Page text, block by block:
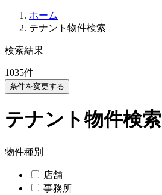
ホーム
テナント物件検索
検索結果
1035件
条件を変更する
テナント物件検索
物件種別
店舗
事務所